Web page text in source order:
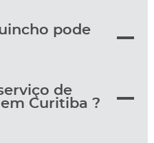
pode
de
Curitiba ?